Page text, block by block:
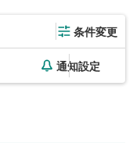
条件変更
通知設定